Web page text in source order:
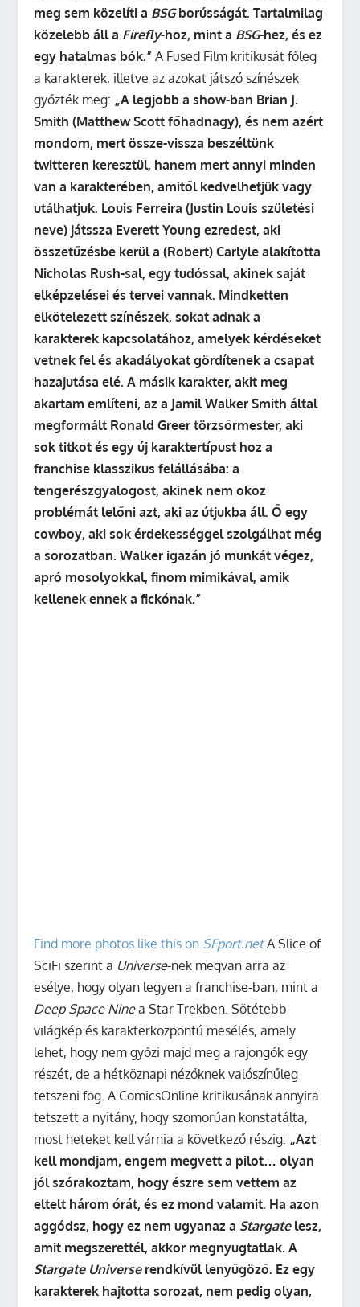
meg sem közelíti a BSGborússágát. Tartalmilag
közelebb áll a Firefly-hoz, mint a BSG-hez, és ez
egy hatalmas bók.” A Fused Film kritikusát főleg
a karakterek, illetve az azokat játszó színészek
győzték meg: „A legjobb a show-ban Brian J.
Smith (Matthew Scott főhadnagy), és nem azért
mondom, mert össze-vissza beszéltünk
twitteren keresztül, hanem mert annyi minden
van a karakterében, amitől kedvelhetjük vagy
utálhatjuk. Louis Ferreira (Justin Louis születési
neve) játssza Everett Young ezredest, aki
összetűzésbe kerül a (Robert) Carlyle alakította
Nicholas Rush-sal, egy tudóssal, akinek saját
elképzelései és tervei vannak. Mindketten
elkötelezett színészek, sokat adnak a
karakterek kapcsolatához, amelyek kérdéseket
vetnek fel és akadályokat gördítenek a csapat
hazajutása elé. A másik karakter, akit meg
akartam említeni, az a Jamil Walker Smith által
megformált Ronald Greer törzsőrmester, aki
sok titkot és egy új karaktertípust hoz a
franchise klasszikus felállásába: a
tengerészgyalogost, akinek nem okoz
problémát lelőni azt, aki az útjukba áll. Ő egy
cowboy, aki sok érdekességgel szolgálhat még
a sorozatban. Walker igazán jó munkát végez,
apró mosolyokkal, finom mimikával, amik
kellenek ennek a fickónak.”
Find more photos like this on SFport.netA Slice of
SciFi szerint a Universe-nek megvan arra az
esélye, hogy olyan legyen a franchise-ban, mint a
Deep Space Ninea Star Trekben. Sötétebb
világkép és karakterközpontú mesélés, amely
lehet, hogy nem győzi majd meg a rajongók egy
részét, de a hétköznapi nézőknek valószínűleg
tetszeni fog. A ComicsOnline kritikusának annyira
tetszett a nyitány, hogy szomorúan konstatálta,
most heteket kell várnia a következő részig: „Azt
kell mondjam, engem megvett a pilot… olyan
jól szórakoztam, hogy észre sem vettem az
eltelt három órát, és ez mond valamit. Ha azon
aggódsz, hogy ez nem ugyanaz a Stargate lesz,
amit megszerettél, akkor megnyugtatlak. A
Stargate Universe rendkívül lenyűgöző. Ez egy
karakterek hajtotta sorozat, nem pedig olyan,